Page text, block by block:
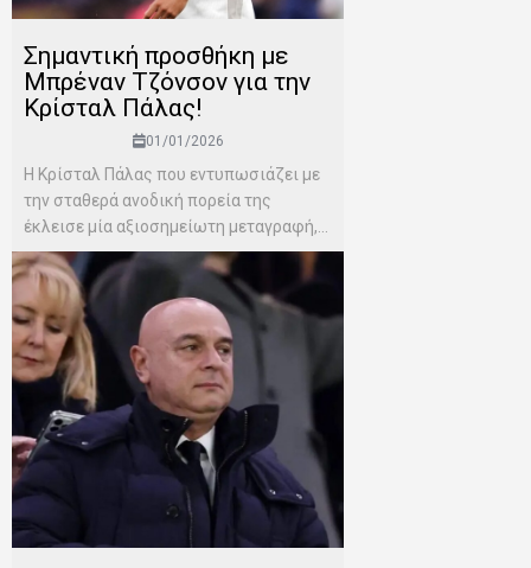
Σημαντική προσθήκη με
Μπρέναν Τζόνσον για την
Κρίσταλ Πάλας!
01/01/2026
Η Κρίσταλ Πάλας που εντυπωσιάζει με
την σταθερά ανοδική πορεία της
έκλεισε μία αξιοσημείωτη μεταγραφή,...